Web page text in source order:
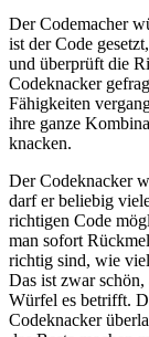
Der Codemacher
ist der Code
und überprüft die
Codeknacker
Fähigkeiten
ihre ganze
knacken.
Der Codeknacker
darf er beliebig
richtigen Code
man sofort
richtig sind, wie
Das ist zwar
Würfel es betrifft.
Codeknacker